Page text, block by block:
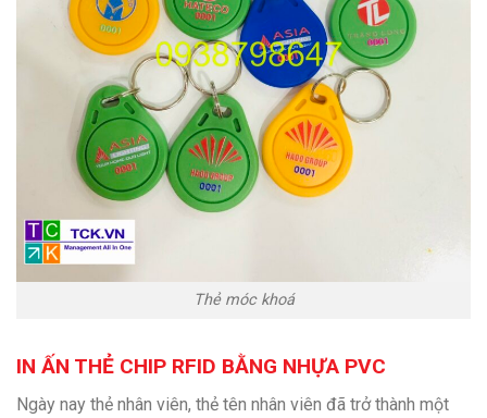
Thẻ móc khoá
IN ẤN THẺ CHIP RFID BẰNG NHỰA PVC
Ngày nay thẻ nhân viên, thẻ tên nhân viên đã trở thành một